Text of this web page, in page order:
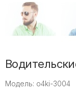
Модель: o4ki-3004